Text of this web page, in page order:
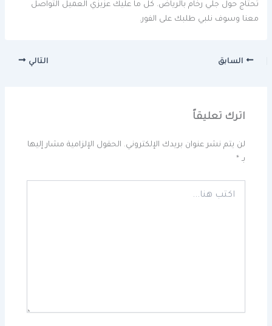
تحتاج حول جلي رخام بالرياض. كل ما عليك عزيزي العميل التواصل
معنا وسوف نلبي طلبك على الفور.
السابق التالي
اترك تعليقاً
لن يتم نشر عنوان بريدك الإلكتروني. الحقول الإلزامية مشار إليها
بـ *
هنا...